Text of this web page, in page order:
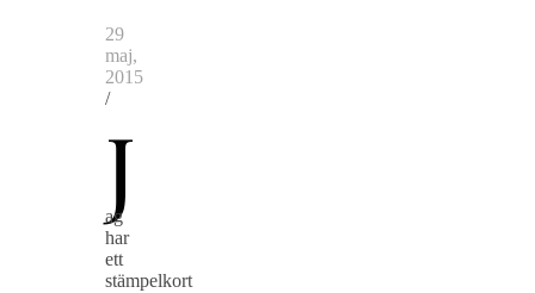
29
maj,
2015
/
J
ag
har
ett
stämpelkort